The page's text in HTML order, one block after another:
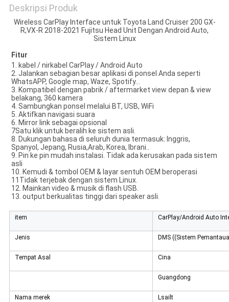
Deskripsi Produk
Wireless CarPlay Interface untuk Toyota Land Cruiser 200 GX-
R,VX-R 2018-2021 Fujitsu Head Unit Dengan Android Auto,
Sistem Linux
Fitur
1. kabel / nirkabel CarPlay / Android Auto
2. Jalankan sebagian besar aplikasi di ponsel Anda seperti
WhatsAPP, Google map, Waze, Spotify...
3. Kompatibel dengan pabrik / aftermarket view depan & view
belakang, 360 kamera
4. Sambungkan ponsel melalui BT, USB, WiFi
5. Aktifkan navigasi suara
6. Mirror link sebagai opsional
7Satu klik untuk beralih ke sistem asli.
8. Dukungan bahasa di seluruh dunia termasuk: Inggris,
Spanyol, Jepang, Rusia,Arab, Korea, Ibrani..
9. Pin ke pin mudah instalasi. Tidak ada kerusakan pada sistem
asli
10. Kemudi & tombol OEM & layar sentuh OEM beroperasi
11Tidak terjebak dengan sistem Linux.
12. Mainkan video & musik di flash USB.
13. output berkualitas tinggi dari speaker asli.
item CarPlay/Android Auto
Jenis DMS ((Sistem
Tempat Asal Cina
Guangdong
Nama merek Lsailt